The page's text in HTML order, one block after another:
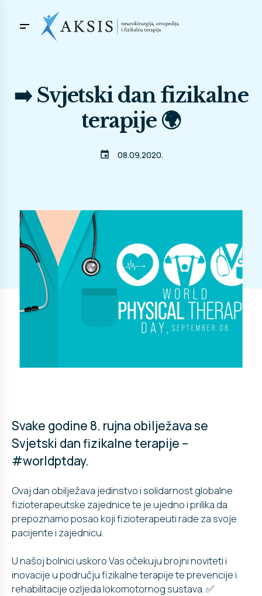
➡️ Svjetski dan fizikalne
terapije 🌍
event 08.09.2020.
Svake godine 8. rujna obilježava se
Svjetski dan fizikalne terapije –
#worldptday.
Ovaj dan obilježava jedinstvo i solidarnost globalne
fizioterapeutske zajednice te je ujedno i prilika da
prepoznamo posao koji fizioterapeuti rade za svoje
pacijente i zajednicu.
U našoj bolnici uskoro Vas očekuju brojni noviteti i
inovacije u području fizikalne terapije te prevencije i
rehabilitacije ozljeda lokomotornog sustava. ✅